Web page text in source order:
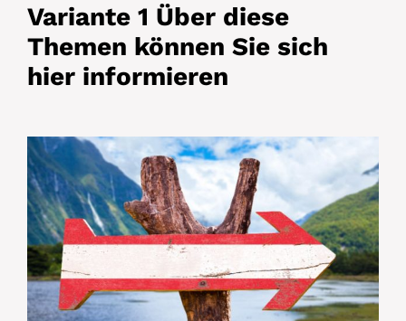
Variante 1 Über diese
Themen können Sie sich
hier informieren